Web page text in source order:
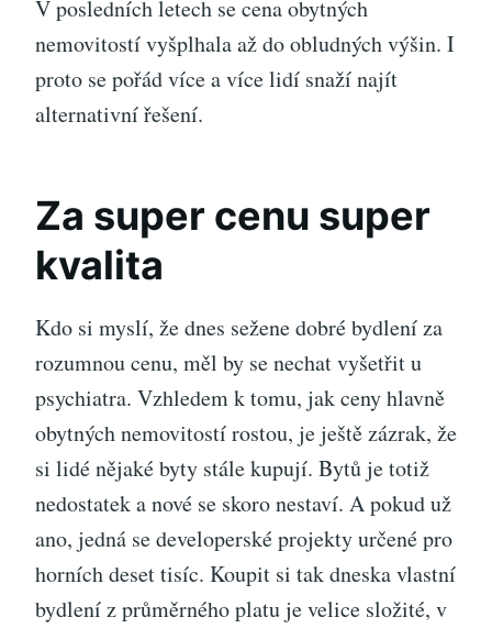
V posledních letech se cena obytných
nemovitostí vyšplhala až do obludných výšin. I
proto se pořád více a více lidí snaží najít
alternativní řešení.
Za super cenu super
kvalita
Kdo si myslí, že dnes sežene dobré bydlení za
rozumnou cenu, měl by se nechat vyšetřit u
psychiatra. Vzhledem k tomu, jak ceny hlavně
obytných nemovitostí rostou, je ještě zázrak, že
si lidé nějaké byty stále kupují. Bytů je totiž
nedostatek a nové se skoro nestaví. A pokud už
ano, jedná se developerské projekty určené pro
horních deset tisíc. Koupit si tak dneska vlastní
bydlení z průměrného platu je velice složité, v